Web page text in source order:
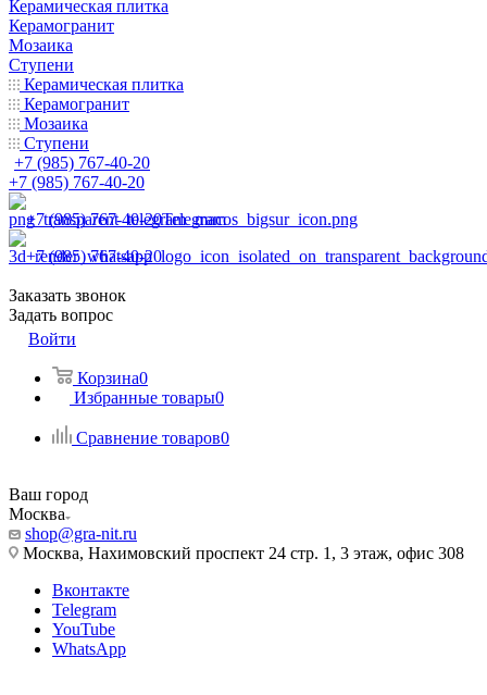
Керамическая плитка
Керамогранит
Мозаика
Ступени
Керамическая плитка
Керамогранит
Мозаика
Ступени
+7 (985) 767-40-20
+7 (985) 767-40-20
+7 (985) 767-40-20Telegram
+7 (985) 767-40-20
Заказать звонок
Задать вопрос
Войти
Корзина0
Избранные товары0
Сравнение товаров0
Ваш город
Москва
shop@gra-nit.ru
Москва, Нахимовский проспект 24 стр. 1, 3 этаж, офис 308
Вконтакте
Telegram
YouTube
WhatsApp